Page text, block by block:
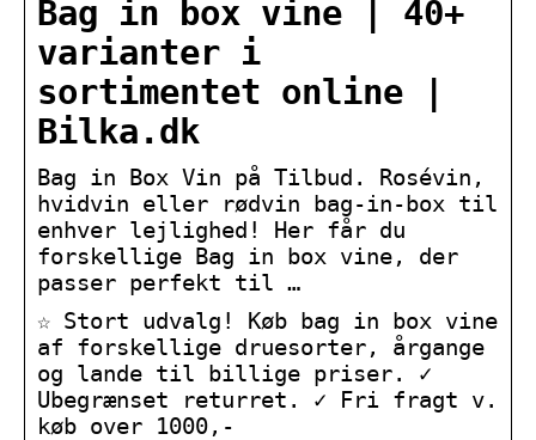
Bag in box vine | 40+
varianter i
sortimentet online |
Bilka.dk
Bag in Box Vin på Tilbud. Rosévin,
hvidvin eller rødvin bag-in-box til
enhver lejlighed! Her får du
forskellige Bag in box vine, der
passer perfekt til …
☆ Stort udvalg! Køb bag in box vine
af forskellige druesorter, årgange
og lande til billige priser. ✓
Ubegrænset returret. ✓ Fri fragt v.
køb over 1000,-